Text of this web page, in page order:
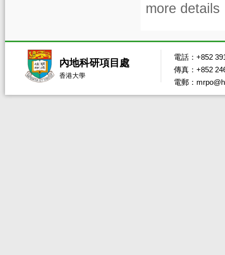
more details
內地科研項目處
香港大學
電話：+852
傳真：+852
電郵：